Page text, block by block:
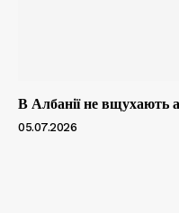
В Албанії не вщухають
05.07.2026